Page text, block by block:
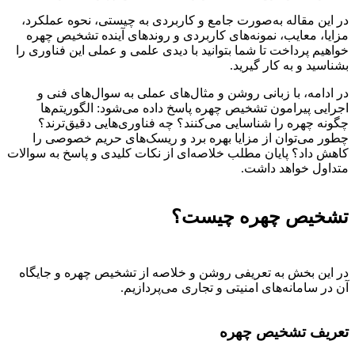
در این مقاله به‌صورت جامع و کاربردی به چیستی، نحوه عملکرد،
مزایا، معایب، نمونه‌های کاربردی و روندهای آینده تشخیص چهره
خواهیم پرداخت تا شما بتوانید با دیدی علمی و عملی این فناوری را
بشناسید و به کار گیرید.
در ادامه، با زبانی روشن و مثال‌های عملی به سوال‌های فنی و
اجرایی پیرامون تشخیص چهره پاسخ داده می‌شود: الگوریتم‌ها
چگونه چهره را شناسایی می‌کنند؟ چه فناوری‌هایی دقیق‌ترند؟
چطور می‌توان از مزایا بهره برد و ریسک‌های حریم خصوصی را
کاهش داد؟ پایان مطلب خلاصه‌ای از نکات کلیدی و پاسخ به سوالات
متداول خواهد داشت.
تشخیص چهره چیست؟
در این بخش به تعریفی روشن و خلاصه از تشخیص چهره و جایگاه
آن در سامانه‌های امنیتی و تجاری می‌پردازیم.
تعریف تشخیص چهره